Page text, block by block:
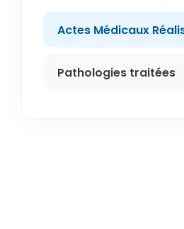
Actes Médicaux
Pathologies traitées